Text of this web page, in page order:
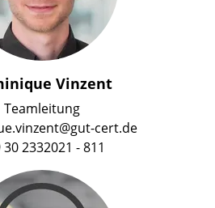
Vinzent
Teamleitung
cert.de
30 2332021 - 811